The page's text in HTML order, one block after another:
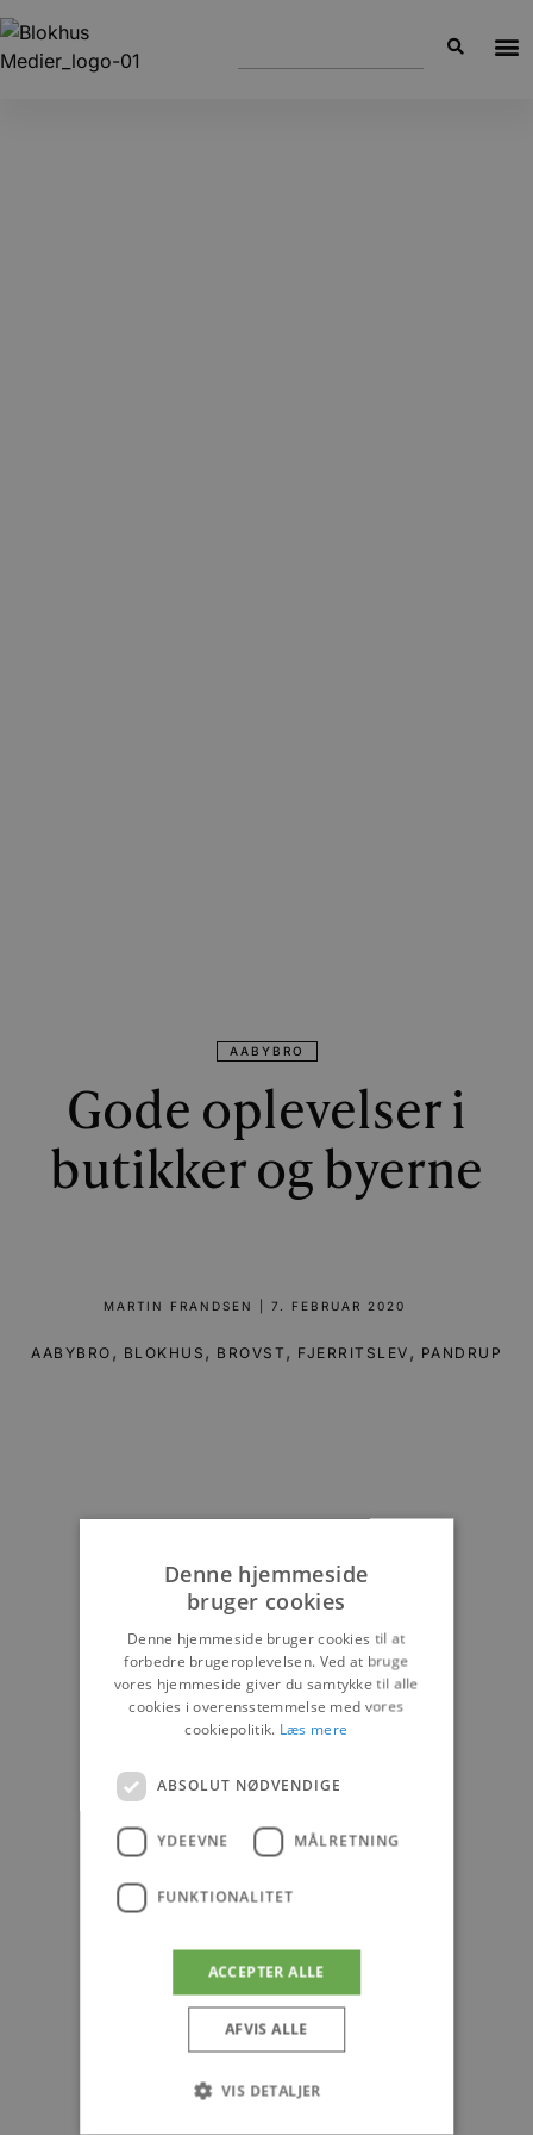
AABYBRO
Gode oplevelser i
butikker og byerne
MARTIN FRANDSEN 7. FEBRUAR 2020
AABYBRO , BLOKHUS , BROVST , FJERRITSLEV , PANDRUP
Denne hjemmeside
bruger cookies
Denne hjemmeside bruger cookies til at
forbedre brugeroplevelsen. Ved at bruge
vores hjemmeside giver du samtykke til alle
cookies i overensstemmelse med vores
cookiepolitik. Læs mere
ABSOLUT NØDVENDIGE
YDEEVNE MÅLRETNING
FUNKTIONALITET
ACCEPTER ALLE
AFVIS ALLE
VIS DETALJER